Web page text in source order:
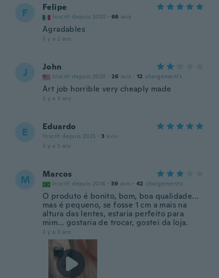
F Felipe
Inscrit depuis 2020 · 66 avis
Agradables
il y a 2 ans
J John
Inscrit depuis 2020 · 26 avis · 12 chargements
Art job horrible very cheaply made
il y a 3 ans
E Eduardo
Inscrit depuis 2023 · 3 avis
il y a 3 ans
M Marcos
Inscrit depuis 2016 · 39 avis · 42 chargements
O produto é bonito, bom, boa qualidade...
mas é pequeno, se fosse 1 cm a mais na
altura das lentes, estaria perfeito para
mim... gostaria de trocar, gostei da loja.
il y a 3 ans